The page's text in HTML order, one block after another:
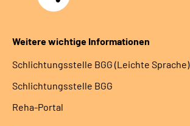
Weitere wichtige Informationen
Schlich­tungs­stel­le BGG (Leichte Sprache)
Schlich­tungs­stel­le BGG
Reha-Portal